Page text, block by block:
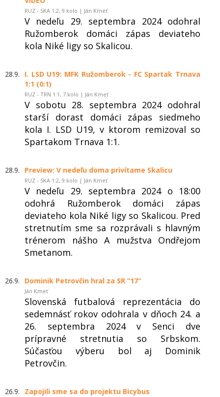
RUZ - SKA 1:2, 9.kolo | Ján Kmeť
V nedeľu 29. septembra 2024 odohral
Ružomberok domáci zápas deviateho
kola Niké ligy so Skalicou.
28.9.
I. LSD U19: MFK Ružomberok - FC Spartak Trnava
1:1 (0:1)
RUZ - TRN 1:1, 7.kolo | Ján Kmeť
V sobotu 28. septembra 2024 odohral
starší dorast domáci zápas siedmeho
kola I. LSD U19, v ktorom remizoval so
Spartakom Trnava 1:1.
28.9. Preview: V nedeľu doma privítame Skalicu
RUZ - SKA 1:2, 9.kolo | Ján Kmeť
V nedeľu 29. septembra 2024 o 18:00
odohrá Ružomberok domáci zápas
deviateho kola Niké ligy so Skalicou. Pred
stretnutím sme sa rozprávali s hlavným
trénerom nášho A mužstva Ondřejom
Smetanom.
26.9. Dominik Petrovčin hral za SR “17“
Ján Kmeť
Slovenská futbalová reprezentácia do
sedemnásť rokov odohrala v dňoch 24. a
26. septembra 2024 v Senci dve
prípravné stretnutia so Srbskom.
Súčasťou výberu bol aj Dominik
Petrovčin.
26.9. Zapojili sme sa do projektu Bicybus